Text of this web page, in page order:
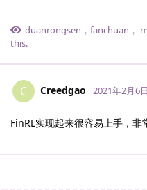
duanrongsen ， fanchuan ，
this.
C Creedgao 2021年2月6日
FinRL实现起来很容易上手，